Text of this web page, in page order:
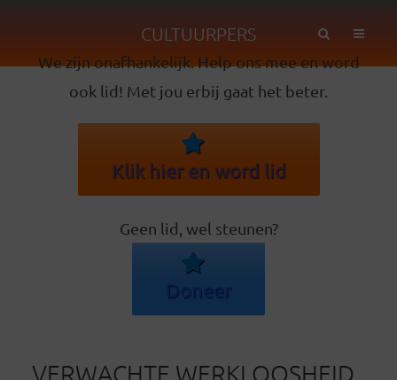
CULTUURPERS
We zijn onafhankelijk. Help ons mee en word
ook lid! Met jou erbij gaat het beter.
Klik hier en word lid
Geen lid, wel steunen?
Doneer
VERWACHTE WERKLOOSHEID